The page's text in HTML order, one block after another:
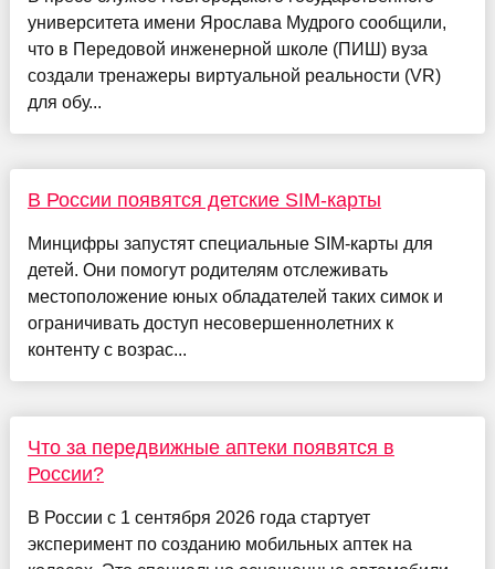
университета имени Ярослава Мудрого сообщили,
что в Передовой инженерной школе (ПИШ) вуза
создали тренажеры виртуальной реальности (VR)
для обу...
В России появятся детские SIM-карты
Минцифры запустят специальные SIM-карты для
детей. Они помогут родителям отслеживать
местоположение юных обладателей таких симок и
ограничивать доступ несовершеннолетних к
контенту с возрас...
Что за передвижные аптеки появятся в
России?
В России с 1 сентября 2026 года стартует
эксперимент по созданию мобильных аптек на